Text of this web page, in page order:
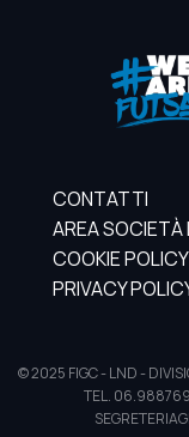
CONTATTI
AREA SOCIETÀ
COOKIE POLICY
PRIVACY
© 2025 FIGC - LND -
TEL.